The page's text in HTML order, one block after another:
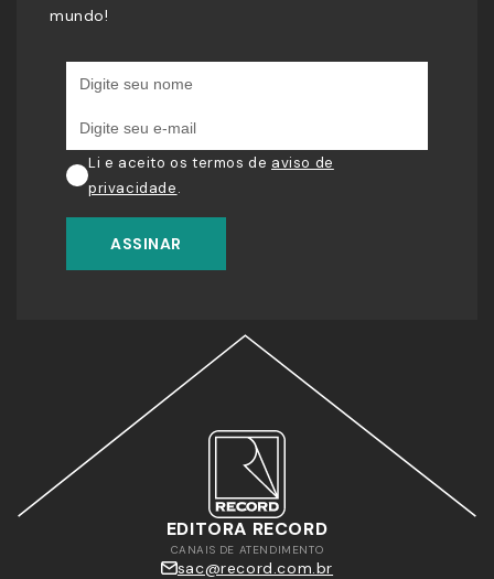
mundo!
Li e aceito os termos de aviso de
privacidade.
ASSINAR
EDITORA RECORD
CANAIS DE ATENDIMENTO
sac@record.com.br